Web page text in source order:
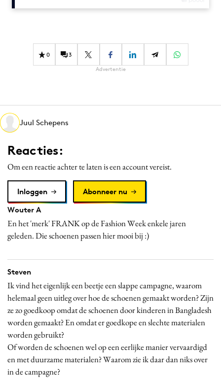
Design
Gedragsverandering
Media
PR
Programmatic
Purpose Marketing
Reputatie & crisis
0 3
Advertentie
Juul Schepens
Reacties:
Om een reactie achter te laten is een account vereist.
Inloggen
Abonneer nu
Wouter A
En het 'merk' FRANK op de Fashion Week enkele jaren
geleden. Die schoenen passen hier mooi bij :)
Steven
Ik vind het eigenlijk een beetje een slappe campagne, waarom
helemaal geen uitleg over hoe de schoenen gemaakt worden? Zijn
ze zo goedkoop omdat de schoenen door kinderen in Bangladesh
worden gemaakt? En omdat er goedkope en slechte materialen
worden gebruikt?
Of worden de schoenen wel op een eerlijke manier vervaardigd
en met duurzame materialen? Waarom zie ik daar dan niks over
in de campagne?